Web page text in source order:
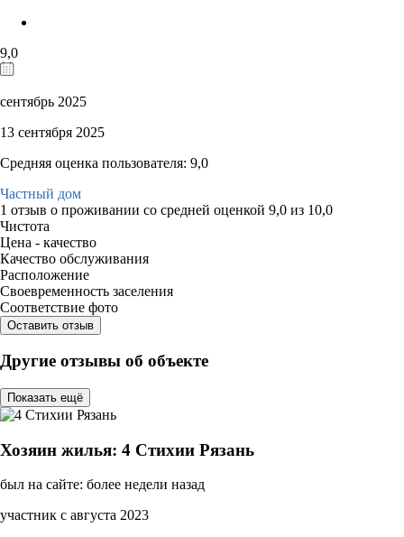
9,0
сентябрь 2025
13 сентября 2025
Средняя оценка пользователя: 9,0
Частный дом
1 отзыв о проживании со средней оценкой 9,0 из 10,0
Чистота
Цена - качество
Качество обслуживания
Расположение
Своевременность заселения
Соответствие фото
Оставить отзыв
Другие отзывы об объекте
Показать ещё
Хозяин жилья: 4 Стихии Рязань
был на сайте: более недели назад
участник с августа 2023